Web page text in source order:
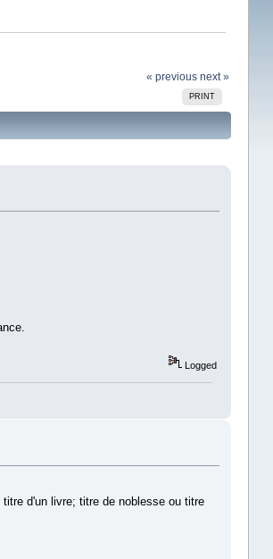
« previous next »
PRINT
Logged
d'un livre; titre de noblesse ou titre